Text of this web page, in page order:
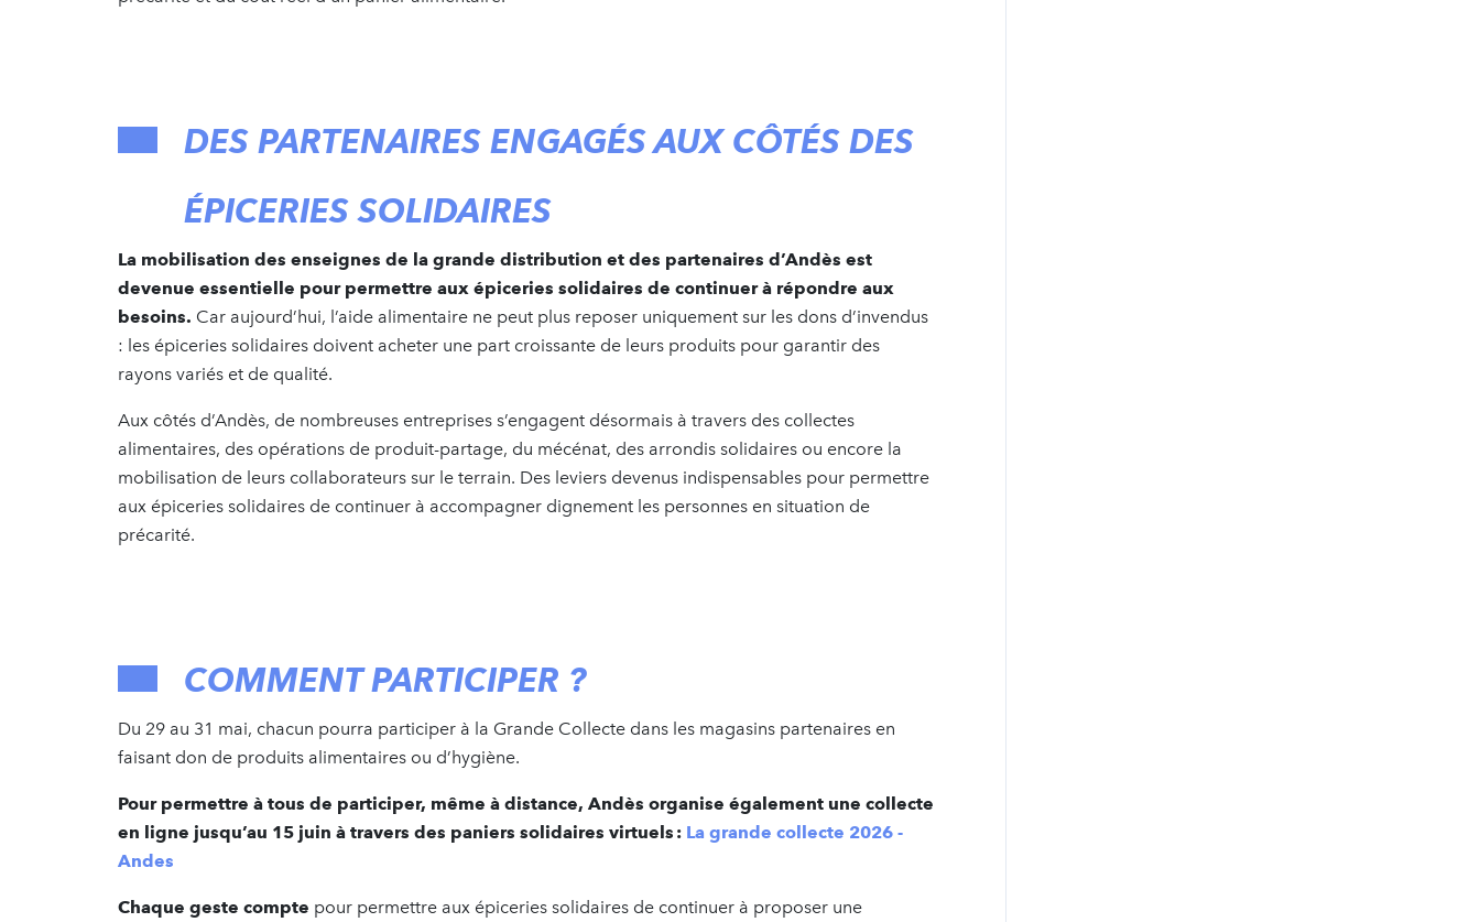
DES PARTENAIRES ENGAGÉS AUX CÔTÉS DES
ÉPICERIES SOLIDAIRES
La mobilisation des enseignes de la grande distribution et des partenaires d’Andès est
devenue essentielle pour permettre aux épiceries solidaires de continuer à répondre aux
besoins. Car aujourd’hui, l’aide alimentaire ne peut plus reposer uniquement sur les dons d’invendus
: les épiceries solidaires doivent acheter une part croissante de leurs produits pour garantir des
rayons variés et de qualité.
Aux côtés d’Andès, de nombreuses entreprises s’engagent désormais à travers des collectes
alimentaires, des opérations de produit-partage, du mécénat, des arrondis solidaires ou encore la
mobilisation de leurs collaborateurs sur le terrain. Des leviers devenus indispensables pour permettre
aux épiceries solidaires de continuer à accompagner dignement les personnes en situation de
précarité.
COMMENT PARTICIPER ?
Du 29 au 31 mai, chacun pourra participer à la Grande Collecte dans les magasins partenaires en
faisant don de produits alimentaires ou d’hygiène.
Pour permettre à tous de participer, même à distance, Andès organise également une collecte
en ligne jusqu’au 15 juin à travers des paniers solidaires virtuels : La grande collecte 2026 -
Andes
Chaque geste compte pour permettre aux épiceries solidaires de continuer à proposer une